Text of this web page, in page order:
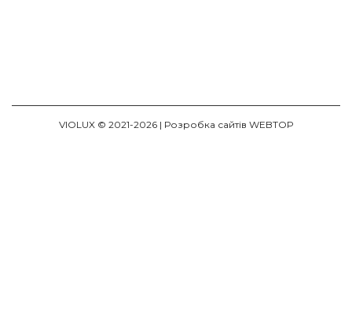
VIOLUX © 2021-2026 | Розробка сайтів WEBTOP